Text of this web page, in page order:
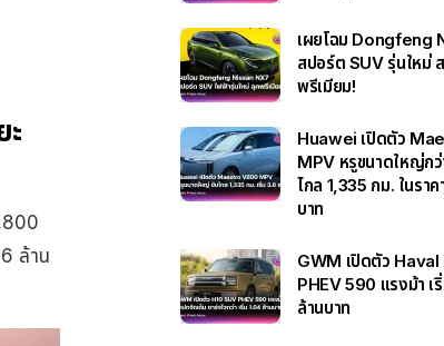
ล้าน
เผยโฉม Dongfeng
สปอร์ต SUV รุ่นใหม่
พรีเมียม!
Huawei เปิดตัว
MPV หรูขนาดใหญ่ก
ไกล 1,335 กม. ในราค
บาท
GWM เปิดตัว Haval
PHEV 590 แรงม้า เ
ล้านบาท